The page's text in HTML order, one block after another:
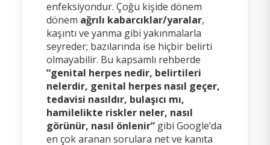
enfeksiyondur. Çoğu kişide dönem
dönem ağrılı kabarcıklar/yaralar,
kaşıntı ve yanma gibi yakınmalarla
seyreder; bazılarında ise hiçbir belirti
olmayabilir. Bu kapsamlı rehberde
“genital herpes nedir, belirtileri
nelerdir, genital herpes nasıl geçer,
tedavisi nasıldır, bulaşıcı mı,
hamilelikte riskler neler, nasıl
görünür, nasıl önlenir”gibi Google’da
en çok aranan sorulara net ve kanıta